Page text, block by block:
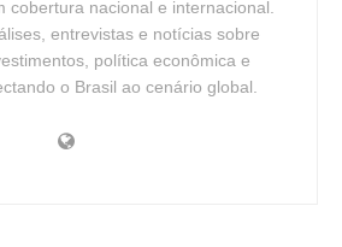
cobertura nacional e internacional.
entrevistas e notícias sobre
política econômica e
o Brasil ao cenário global.